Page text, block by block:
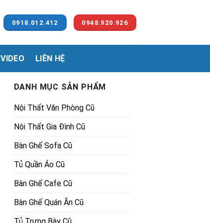
0918.012.412 0948.920.926
VIDEO LIÊN HỆ
DANH MỤC SẢN PHẨM
Nội Thất Văn Phòng Cũ
Nội Thất Gia Đình Cũ
Bàn Ghế Sofa Cũ
Tủ Quần Áo Cũ
Bàn Ghế Cafe Cũ
Bàn Ghế Quán Ăn Cũ
Tủ Trưng Bày Cũ